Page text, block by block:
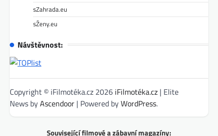
sZahrada.eu
sŽeny.eu
Návštěvnost:
Copyright © iFilmotéka.cz 2026 iFilmotéka.cz | Elite
News byAscendoor | Powered byWordPress.
Související filmové a zábavní magazíny: